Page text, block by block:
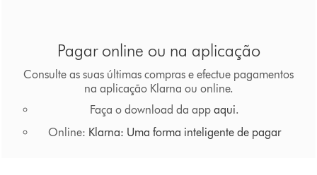
Pagar online ou na aplicação
Consulte as suas últimas compras e efectue pagamentos
na aplicação Klarna ou online.
Faça o download da appaqui.
Online: Klarna: Uma forma inteligente de pagar